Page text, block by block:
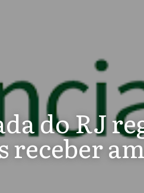
do RJ
receber